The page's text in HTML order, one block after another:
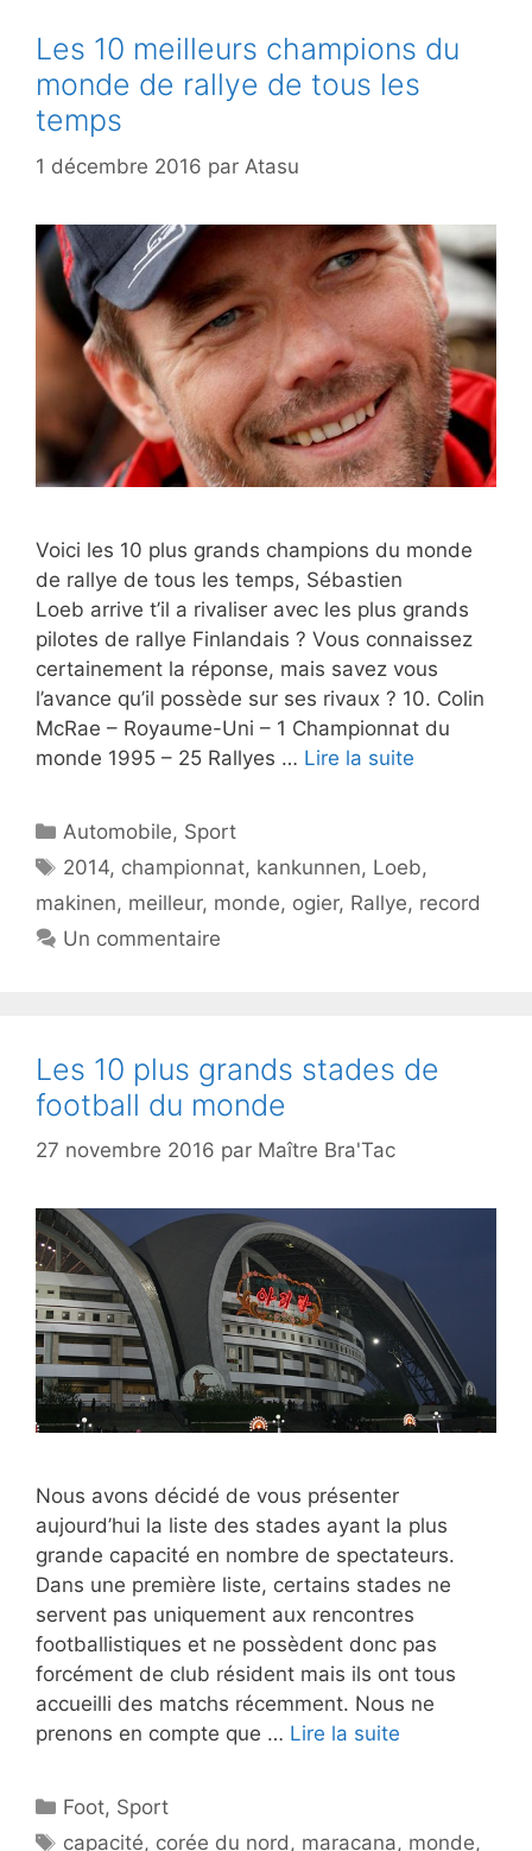
Les 10 meilleurs champions du
monde de rallye de tous les
temps
1 décembre 2016 par Atasu
Voici les 10 plus grands champions du monde
de rallye de tous les temps, Sébastien
Loeb arrive t’il a rivaliser avec les plus grands
pilotes de rallye Finlandais ? Vous connaissez
certainement la réponse, mais savez vous
l’avance qu’il possède sur ses rivaux ? 10. Colin
McRae – Royaume-Uni – 1 Championnat du
monde 1995 – 25 Rallyes … Lire la suite
Catégories
Automobile, Sport
Étiquettes
2014, championnat, kankunnen, Loeb,
makinen, meilleur, monde, ogier, Rallye, record
Un commentaire
Les 10 plus grands stades de
football du monde
27 novembre 2016 par Maître Bra'Tac
Nous avons décidé de vous présenter
aujourd’hui la liste des stades ayant la plus
grande capacité en nombre de spectateurs.
Dans une première liste, certains stades ne
servent pas uniquement aux rencontres
footballistiques et ne possèdent donc pas
forcément de club résident mais ils ont tous
accueilli des matchs récemment. Nous ne
prenons en compte que … Lire la suite
Catégories
Foot, Sport
Étiquettes
capacité, corée du nord, maracana, monde,